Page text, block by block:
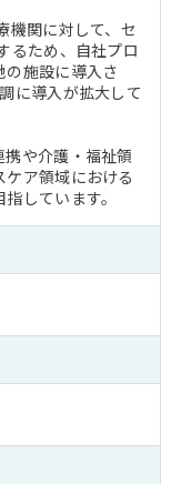
機関に対して、セ
るため、自社プロ
の施設に導入さ
に導入が拡大して
や介護・福祉領
ア領域における
しています。